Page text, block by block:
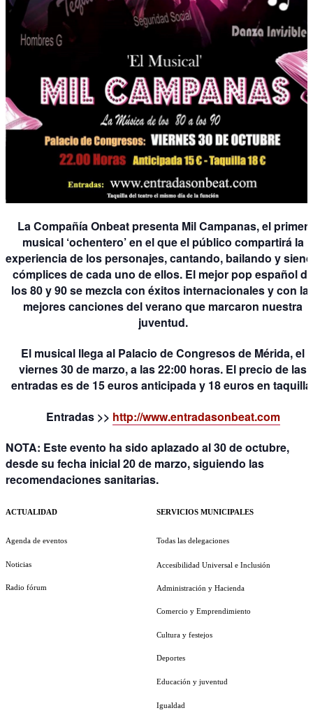
La Compañía Onbeat presenta Mil Campanas, el primer
musical ‘ochentero’ en el que el público compartirá la
experiencia de los personajes, cantando, bailando y
cómplices de cada uno de ellos. El mejor pop español de
los 80 y 90 se mezcla con éxitos internacionales y con
mejores canciones del verano que marcaron nuestra
juventud.
El musical llega al Palacio de Congresos de Mérida, el
viernes 30 de marzo, a las 22:00 horas. El precio de las
entradas es de 15 euros anticipada y 18 euros en
Entradas >> http://www.entradasonbeat.com
NOTA: Este evento ha sido aplazado al 30 de octubre,
desde su fecha inicial 20 de marzo, siguiendo las
recomendaciones sanitarias.
ACTUALIDAD
Agenda de eventos
Noticias
Radio fórum
SERVICIOS MUNICIPALES
Todas las delegaciones
Accesibilidad Universal e Inclusión
Administración y Hacienda
Comercio y Emprendimiento
Cultura y festejos
Deportes
Educación y juventud
Igualdad